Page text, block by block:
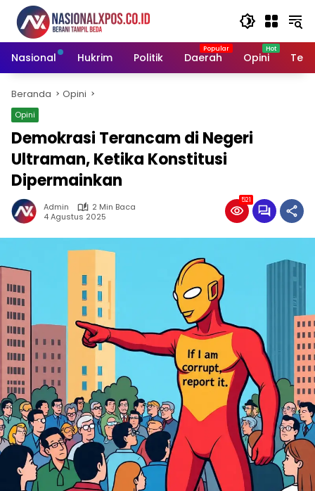
Langsung
konten
Nasional
Hukrim Politik Daerah Opini
Beranda Opini
Opini
Demokrasi Terancam di Negeri
Ultraman, Ketika Konstitusi
Dipermainkan
Admin
2 Min Baca
4 Agustus 2025
521